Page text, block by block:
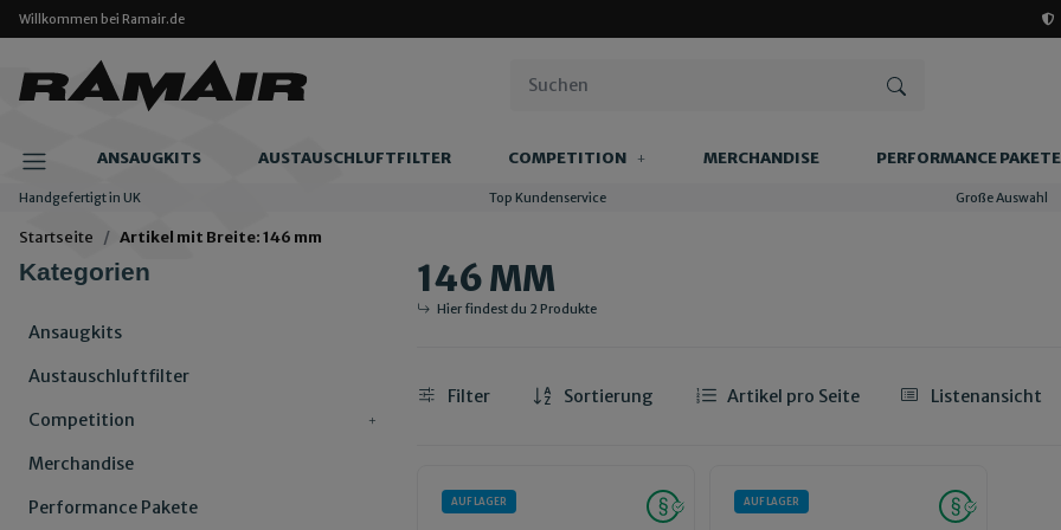
Willkommen bei Ramair.de
ANSAUGKITS AUSTAUSCHLUFTFILTER COMPETITION MERCHANDISE PERFORMANCE PAKETE
Handgefertigt in UK Top Kundenservice Große Auswahl
Startseite Artikel mit Breite: 146 mm
146 MM
Hier findest du 2 Produkte
Filter Sortierung Artikel pro Seite Listenansicht
AUF LAGER AUF LAGER
Kategorien
Ansaugkits
Austauschluftfilter
Competition
Merchandise
Performance Pakete